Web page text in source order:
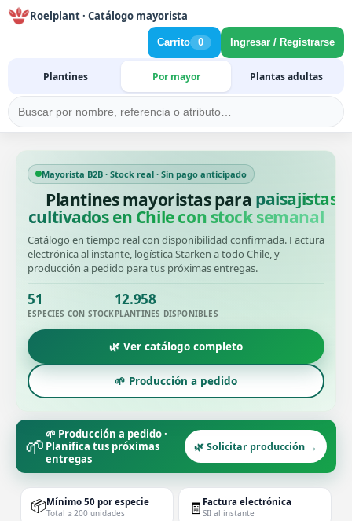
Roelplant · Catálogo mayorista
Plantines Por mayor Plantas adultas
Carrito 0 Ingresar / Registrarse
Mayorista B2B · Stock real · Sin pago anticipado
Plantines mayoristas para productores
cultivados en Chile con stock semanal
Catálogo en tiempo real con disponibilidad confirmada. Factura
electrónica al instante, logística Starken a todo Chile, y
producción a pedido para tus próximas entregas.
51
ESPECIES CON STOCK
12.958
PLANTINES DISPONIBLES
🌿 Ver catálogo completo
🌱 Producción a pedido
🌱🌱 Producción a pedido ·
Planifica tus próximas
entregas
🌿 Solicitar producción →
📦Mínimo 50 por especie
Total ≥ 200 unidades 🧾 Factura electrónica
SII al instante